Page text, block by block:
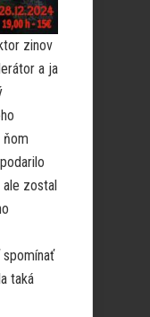
zinov
a ja
ňom
zostal
taká